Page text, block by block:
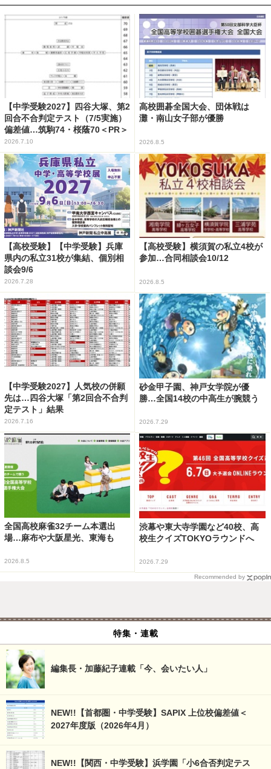
【中学受験2027】四谷大塚、第2
回合不合判定テスト（7/5実施）
偏差値…筑駒74・桜蔭70＜PR＞
2026.7.10
高校囲碁全国大会、団体戦は
灘・南山女子部が優勝
2026.8.5
【高校受験】【中学受験】兵庫
県内の私立31校が集結、個別相
談会9/6
2026.7.28
【高校受験】横須賀の私立4校が
参加…合同相談会10/12
2026.8.5
【中学受験2027】人気校の併願
先は…四谷大塚「第2回合不合判
定テスト」結果
2026.7.16
砂金甲子園、神戸女学院が優
勝…全国14校の中高生が腕競う
2026.7.29
全国高校麻雀32チーム本選出
場…麻布や大阪星光、東海も
2026.8.5
渋幕や東大寺学園など40校、高
校生クイズTOKYOラウンドへ
2026.7.29
Recommended by
特集・連載
編集長・加藤紀子連載「今、会いたい人」
NEW!!【首都圏・中学受験】SAPIX 上位校偏差値＜
2027年度版（2026年4月）
NEW!!【関西・中学受験】浜学園「小6合否判定テス